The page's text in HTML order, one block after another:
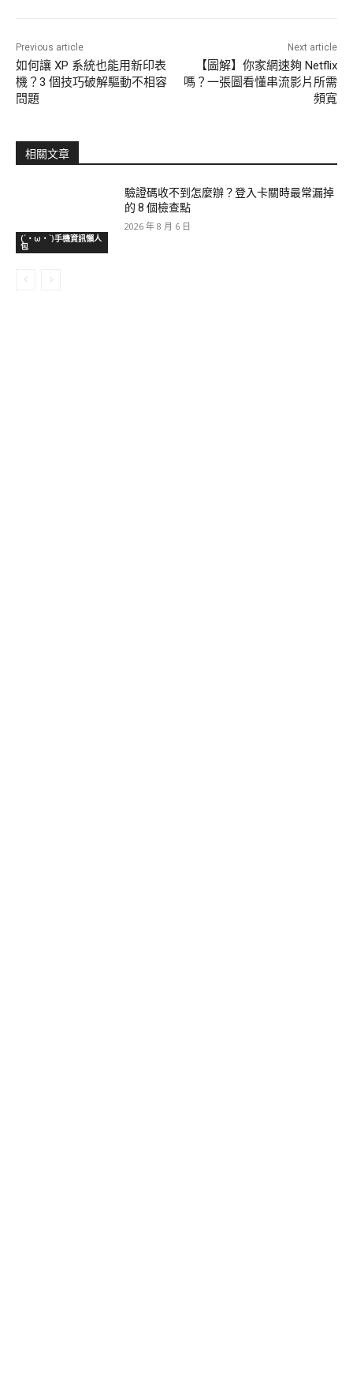
Previous article
如何讓 XP 系統也能用新印表
機？3 個技巧破解驅動不相容
問題
Next article
【圖解】你家網速夠 Netflix
嗎？一張圖看懂串流影片所需
頻寬
相關文章
(´・ω・`)手機資訊懶人
包
驗證碼收不到怎麼辦？登入卡關時最常漏掉
的 8 個檢查點
2026 年 8 月 6 日